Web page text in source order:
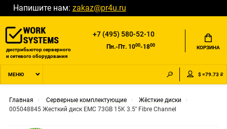
Напишите нам: zakaz@pr4u.ru
дистрибьютор серверного
и сетевого оборудования
+7 (495) 580-52-10
Пн.-Пт. 1000-1800 КОРЗИНА
МЕНЮ $ =79.73 ₽
Главная Серверные комплектующие
Жёсткие диски
005048845 Жесткий диск EMC 73GB 15K 3.5'' Fibre Channel